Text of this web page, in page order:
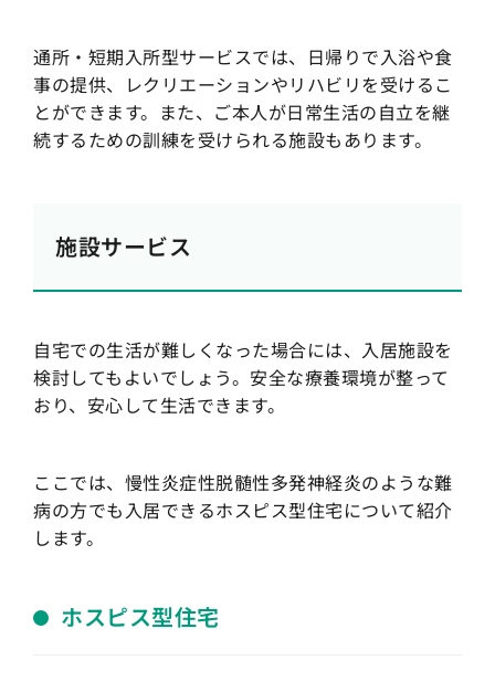
通所・短期入所型サービスでは、日帰りで入浴や食
事の提供、レクリエーションやリハビリを受けるこ
とができます。また、ご本人が日常生活の自立を継
続するための訓練を受けられる施設もあります。
施設サービス
自宅での生活が難しくなった場合には、入居施設を
検討してもよいでしょう。安全な療養環境が整って
おり、安心して生活できます。
ここでは、慢性炎症性脱髄性多発神経炎のような難
病の方でも入居できるホスピス型住宅について紹介
します。
ホスピス型住宅